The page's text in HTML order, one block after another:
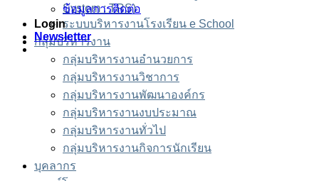
System : TRS)
ระบบบริหารงานโรงเรียน e School
กลุ่มบริหารงาน
กลุ่มบริหารงานอำนวยการ
กลุ่มบริหารงานวิชาการ
กลุ่มบริหารงานพัฒนาองค์กร
กลุ่มบริหารงานงบประมาณ
กลุ่มบริหารงานทั่วไป
กลุ่มบริหารงานกิจการนักเรียน
บุคลากร
ข้อมูลการติดต่อ
Login
Newsletter